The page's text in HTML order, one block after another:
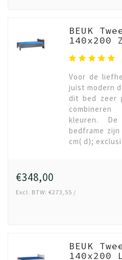
BEUK
140x200
Voor de
juist modern
dit bed zeer
kleuren.
bedframe zijn
cm( d);
€348,00
Excl. BTW: €273,55 /
BEUK